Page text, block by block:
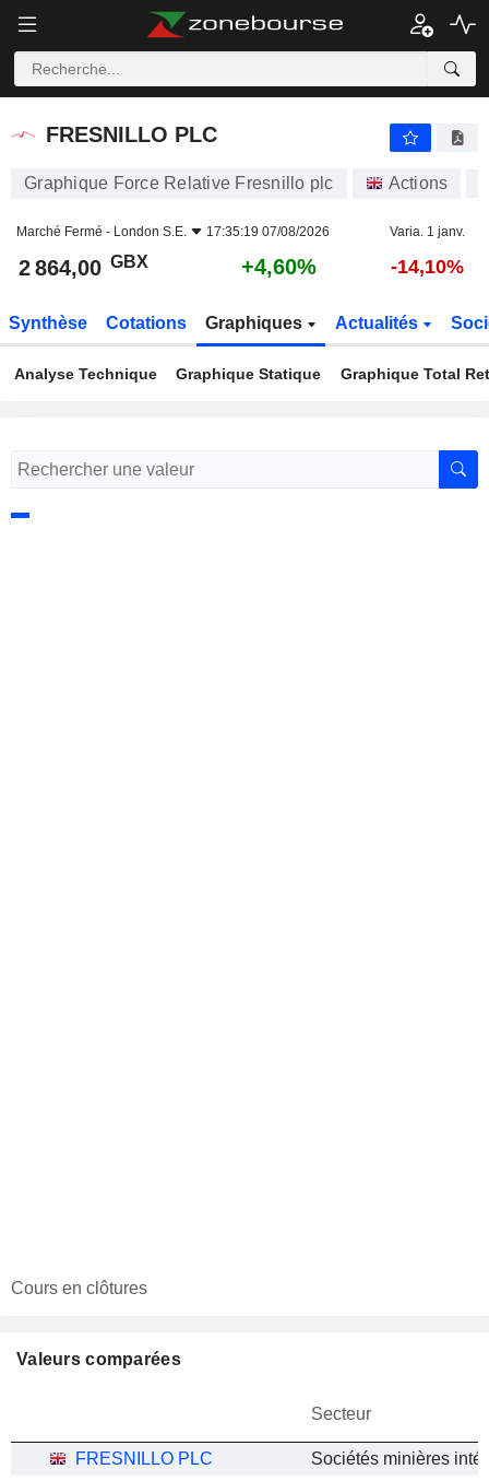
FRESNILLO PLC
FRESNILLO PLC
Graphique Force Relative Fresnillo plc Actions
Marché Fermé - London S.E. 17:35:19 07/08/2026 Varia. 1 janv.
2 864,00 GBX +4,60% -14,10%
Synthèse Cotations Graphiques Actualités
Analyse Technique Graphique Statique Graphique Total
Cours en clôtures
Valeurs comparées
Secteur
FRESNILLO PLC Sociétés minières